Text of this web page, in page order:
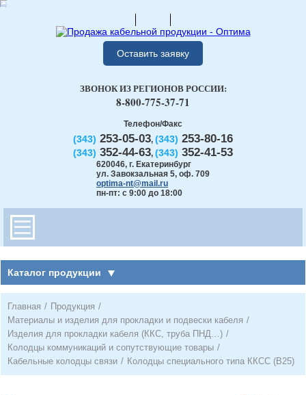
Оставить заявку
Телефон/Факс
(343) 253-05-03, (343) 253-80-16
(343) 352-44-63, (343) 352-41-53
620046, г. Екатеринбург
ул. Завокзальная 5, оф. 709
optima-nt@mail.ru
пн-пт: с 9:00 до 18:00
ЗВОНОК ИЗ РЕГИОНОВ РОССИИ:
8-800-775-37-71
Каталог продукции
Главная / Продукция /
Материалы и изделия для прокладки и подвески кабеля /
Изделия для прокладки кабеля (ККС, труба ПНД…) /
Колодцы коммуникаций и сопутствующие товары /
Кабельные колодцы связи / Колодцы специального типа ККСС (В25)